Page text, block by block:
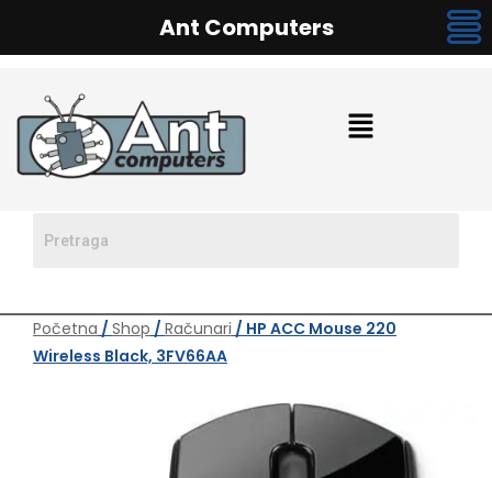
Početna / Shop / Računari / HP ACC Mouse 220
Wireless Black, 3FV66AA
Ant Computers